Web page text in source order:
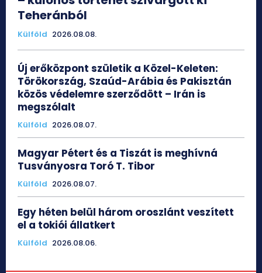
Teheránból
Külföld 2026.08.08.
Új erőközpont születik a Közel-Keleten:
Törökország, Szaúd-Arábia és Pakisztán
közös védelemre szerződött – Irán is
megszólalt
Külföld 2026.08.07.
Magyar Pétert és a Tiszát is meghívná
Tusványosra Toró T. Tibor
Külföld 2026.08.07.
Egy héten belül három oroszlánt veszített
el a tokiói állatkert
Külföld 2026.08.06.